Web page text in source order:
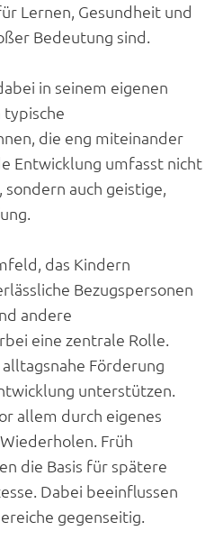
Lernen, Gesundheit und
Bedeutung sind.
in seinem eigenen
typische
die eng miteinander
Entwicklung umfasst nicht
auch geistige,
das Kindern
Bezugspersonen
andere
eine zentrale Rolle.
Förderung
unterstützen.
allem durch eigenes
Früh
die Basis für spätere
Dabei beeinflussen
gegenseitig.